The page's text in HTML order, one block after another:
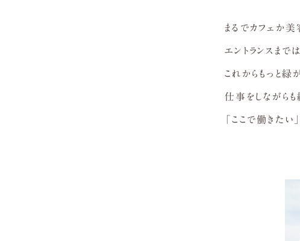
まるでカフェか
エントランスまで
これからもっと緑
仕事をしながら
「ここで働きたい